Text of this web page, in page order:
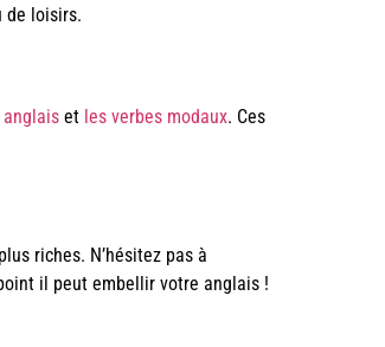
de loisirs.
anglais et les verbes modaux. Ces
riches. N’hésitez pas à
il peut embellir votre anglais !